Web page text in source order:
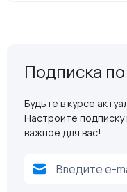
Подписка
Будьте в курсе
Настройте
важное для вас!